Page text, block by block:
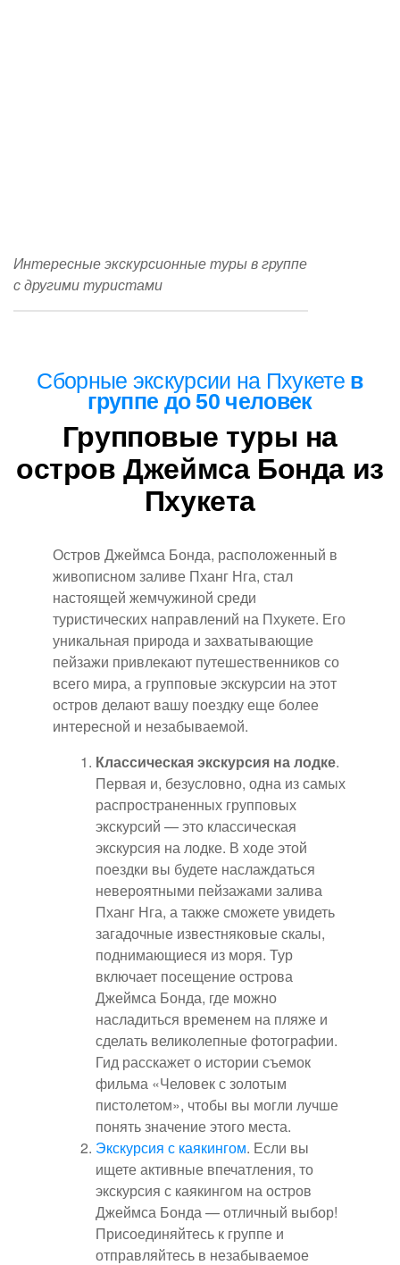
Интересные экскурсионные туры в группе
с другими туристами
Сборные экскурсии на Пхукете в
группе до 50 человек
Групповые туры на
остров Джеймса Бонда из
Пхукета
Остров Джеймса Бонда, расположенный в
живописном заливе Пханг Нга, стал
настоящей жемчужиной среди
туристических направлений на Пхукете. Его
уникальная природа и захватывающие
пейзажи привлекают путешественников со
всего мира, а групповые экскурсии на этот
остров делают вашу поездку еще более
интересной и незабываемой.
Классическая экскурсия на лодке.
Первая и, безусловно, одна из самых
распространенных групповых
экскурсий — это классическая
экскурсия на лодке. В ходе этой
поездки вы будете наслаждаться
невероятными пейзажами залива
Пханг Нга, а также сможете увидеть
загадочные известняковые скалы,
поднимающиеся из моря. Тур
включает посещение острова
Джеймса Бонда, где можно
насладиться временем на пляже и
сделать великолепные фотографии.
Гид расскажет о истории съемок
фильма «Человек с золотым
пистолетом», чтобы вы могли лучше
понять значение этого места.
Экскурсия с каякингом. Если вы
ищете активные впечатления, то
экскурсия с каякингом на остров
Джеймса Бонда — отличный выбор!
Присоединяйтесь к группе и
отправляйтесь в незабываемое